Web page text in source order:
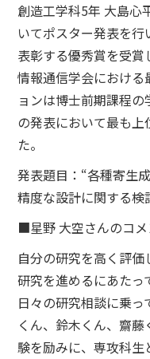
創造工学科5年 大島心
いてポスター発表を
表彰する優秀賞を受
情報通信学会における
ョンは博士前期課程
の発表において最も
た。
発表題目：“各種寄生
精度な設計に関する検
■星野 大空さんのコメ
自分の研究を高く評
研究を進めるにあたっ
日々の研究相談に乗
くん、鈴木くん、齋
験を励みに、専攻科